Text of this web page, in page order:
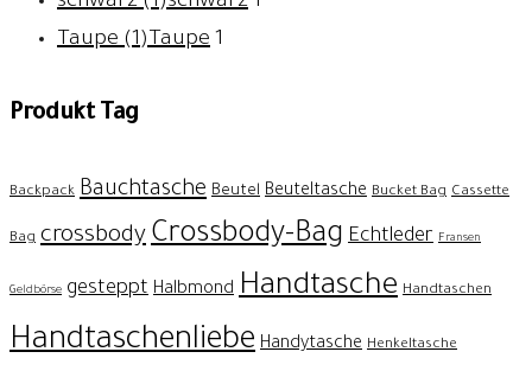
Taupe (1)Taupe 1
Produkt Tag
Backpack Bauchtasche Beutel Beuteltasche Bucket Bag Cassette
Bag crossbodyCrossbody-Bag Echtleder Fransen
Geldbörse gesteppt Halbmond Handtasche Handtaschen
Handtaschenliebe Handytasche Henkeltasche